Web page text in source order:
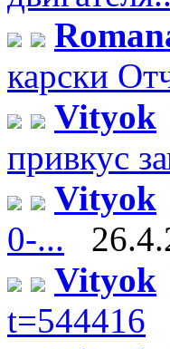
карски
Vityok
привкус
Vityok
0-...
Vityok
t=544416